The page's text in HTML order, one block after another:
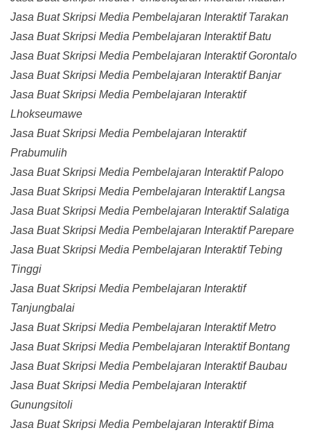
Jasa Buat Skripsi Media Pembelajaran Interaktif Tarakan
Jasa Buat Skripsi Media Pembelajaran Interaktif Batu
Jasa Buat Skripsi Media Pembelajaran Interaktif Gorontalo
Jasa Buat Skripsi Media Pembelajaran Interaktif Banjar
Jasa Buat Skripsi Media Pembelajaran Interaktif
Lhokseumawe
Jasa Buat Skripsi Media Pembelajaran Interaktif
Prabumulih
Jasa Buat Skripsi Media Pembelajaran Interaktif Palopo
Jasa Buat Skripsi Media Pembelajaran Interaktif Langsa
Jasa Buat Skripsi Media Pembelajaran Interaktif Salatiga
Jasa Buat Skripsi Media Pembelajaran Interaktif Parepare
Jasa Buat Skripsi Media Pembelajaran Interaktif Tebing
Tinggi
Jasa Buat Skripsi Media Pembelajaran Interaktif
Tanjungbalai
Jasa Buat Skripsi Media Pembelajaran Interaktif Metro
Jasa Buat Skripsi Media Pembelajaran Interaktif Bontang
Jasa Buat Skripsi Media Pembelajaran Interaktif Baubau
Jasa Buat Skripsi Media Pembelajaran Interaktif
Gunungsitoli
Jasa Buat Skripsi Media Pembelajaran Interaktif Bima